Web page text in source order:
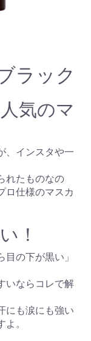
ラック
気のマ
、インスタや一
れたものなの
ロ仕様のマスカ
！
目の下が黒い」
いならコレで解
にも涙にも強い
。